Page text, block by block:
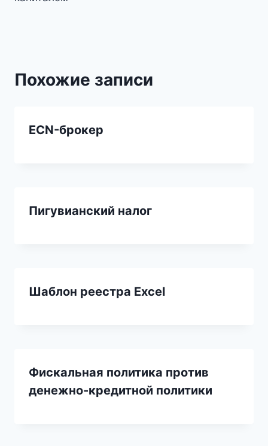
Похожие записи
ECN-брокер
Пигувианский налог
Шаблон реестра Excel
Фискальная политика против
денежно-кредитной политики